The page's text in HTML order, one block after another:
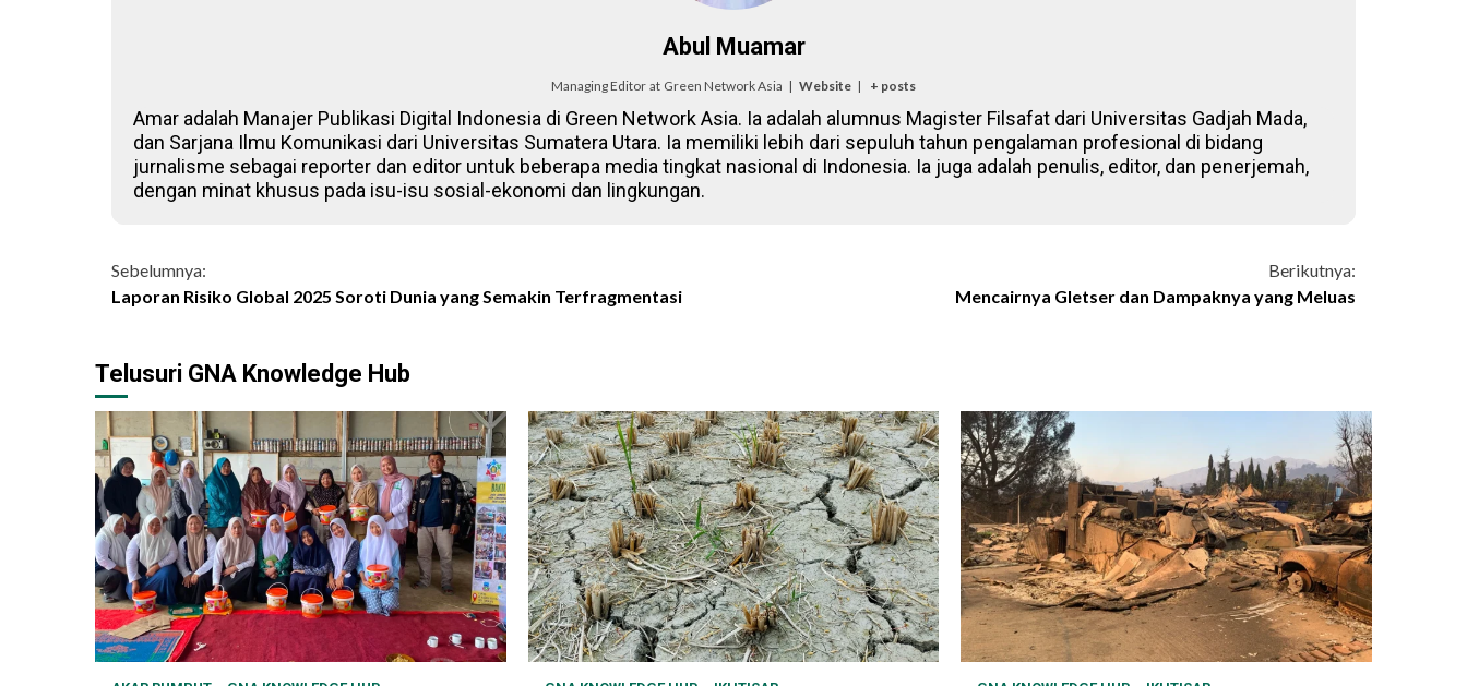
Abul Muamar
Managing Editor at Green Network Asia | Website | + posts
Amar adalah Manajer Publikasi Digital Indonesia di Green Network Asia. Ia adalah alumnus Magister Filsafat dari Universitas Gadjah Mada,
dan Sarjana Ilmu Komunikasi dari Universitas Sumatera Utara. Ia memiliki lebih dari sepuluh tahun pengalaman profesional di bidang
jurnalisme sebagai reporter dan editor untuk beberapa media tingkat nasional di Indonesia. Ia juga adalah penulis, editor, dan penerjemah,
dengan minat khusus pada isu-isu sosial-ekonomi dan lingkungan.
Continue
Reading
Sebelumnya:
Laporan Risiko Global 2025 Soroti Dunia yang Semakin Terfragmentasi
Berikutnya:
Mencairnya Gletser dan Dampaknya yang Meluas
Telusuri GNA Knowledge Hub